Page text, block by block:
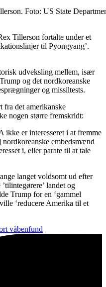
Foto: US State
Tillerson fortalte under et
til Pyongyang’.
udveksling mellem, især
og det nordkoreanske
og missiltests.
fra det amerikanske
nogen større fremskridt:
ikke er interesseret i at fremme
embedsmænd
i, eller parate til at tale
langet voldsomt ud efter
landet og
Trump for en ‘gammel
‘reducere Amerika til et
våbenfund